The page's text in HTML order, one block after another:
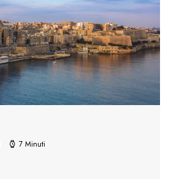
7 Minuti